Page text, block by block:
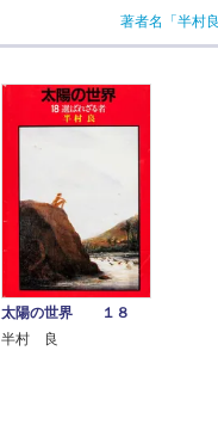
著者名「半村
太陽の世界 １８
半村 良